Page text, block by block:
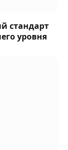
стандарт
уровня